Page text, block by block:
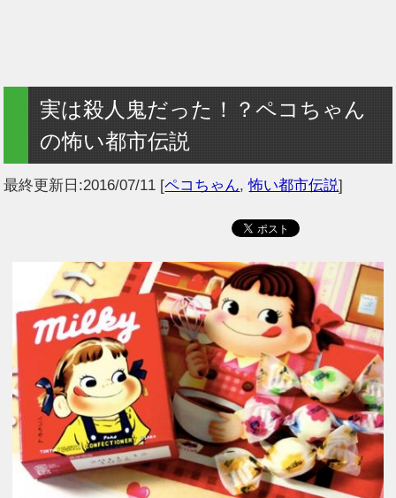
実は殺人鬼だった！？ペコちゃん
の怖い都市伝説
最終更新日:2016/07/11 [ペコちゃん,怖い都市伝説]